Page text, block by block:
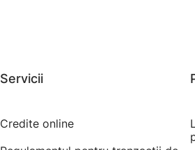
Servicii
Credite online